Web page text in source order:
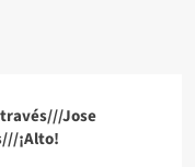
Jose
¡Alto!